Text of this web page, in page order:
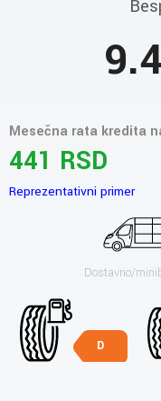
Mesečna rata kredita
441 RSD
Reprezentativni primer
Dostavno/
D